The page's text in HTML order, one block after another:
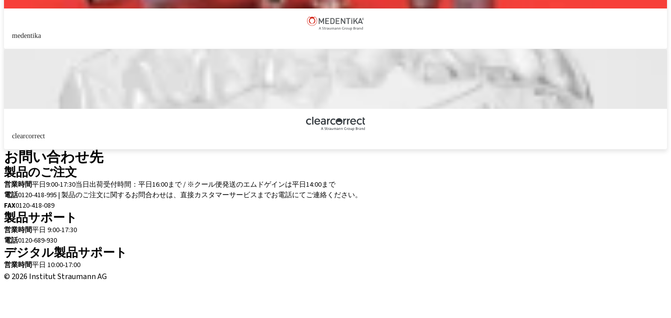
medentika
clearcorrect
お問い合わせ先
製品のご注文
営業時間平日9:00-17:30当日出荷受付時間：平日16:00まで / ※クール便発送のエムドゲインは平日14:00まで
電話0120-418-995 | 製品のご注文に関するお問合わせは、直接カスタマーサービスまでお電話にてご連絡ください。
FAX0120-418-089
製品サポート
営業時間平日 9:00-17:30
電話0120-689-930
デジタル製品サポート
営業時間平日 10:00-17:00
© 2026 Institut Straumann AG